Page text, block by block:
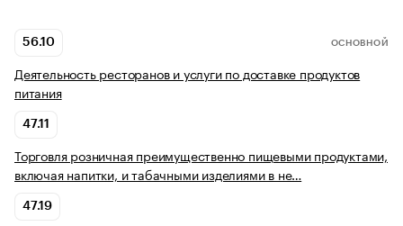
56.10 ОСНОВНОЙ
Деятельность ресторанов и услуги по доставке продуктов
питания
47.11
Торговля розничная преимущественно пищевыми продуктами,
включая напитки, и табачными изделиями в не…
47.19